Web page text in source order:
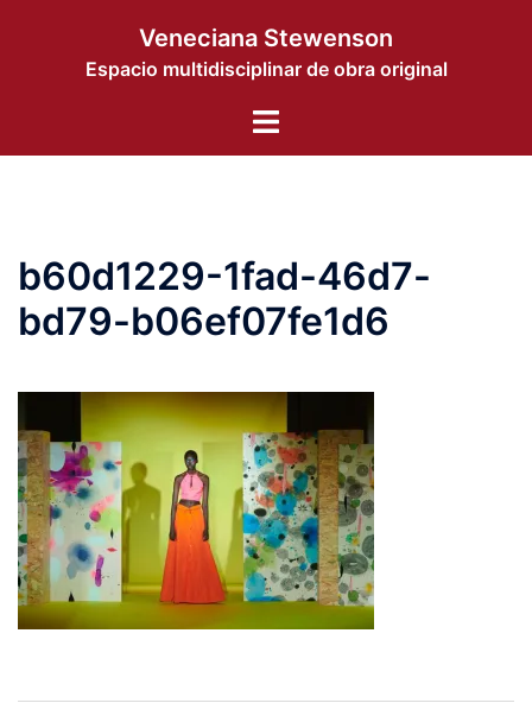
contenido
Veneciana Stewenson
Espacio multidisciplinar de obra original
Alternar
b60d1229-1fad-46d7-
bd79-b06ef07fe1d6